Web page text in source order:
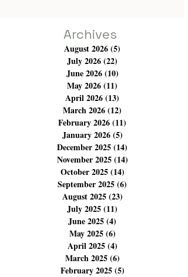
Archives
August 2026 (5)
July 2026 (22)22 posts
June 2026(10)10 posts
May 2026(11)11 posts
April 2026(13)13 posts
March 2026(12)12 posts
February 2026 (11)11 posts
January 2026 (5)5 posts
December 2025(14)
November 2025(14)
October 2025 (14)
September 2025
August 2025(23)
July 2025(11)
June 2025(4)4 posts
May 2025(6)6 posts